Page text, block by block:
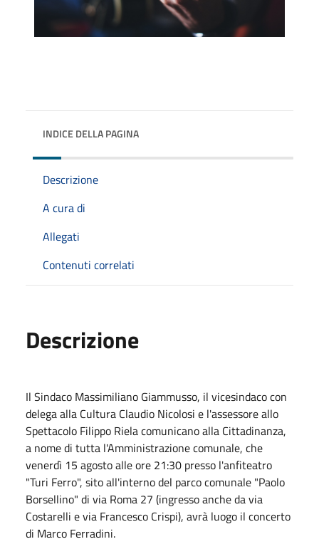
INDICE DELLA PAGINA
Descrizione
A cura di
Allegati
Contenuti correlati
Descrizione
Il Sindaco Massimiliano Giammusso, il vicesindaco con
delega alla Cultura Claudio Nicolosi e l'assessore allo
Spettacolo Filippo Riela comunicano alla Cittadinanza,
a nome di tutta l'Amministrazione comunale, che
venerdì 15 agosto alle ore 21:30 presso l'anfiteatro
"Turi Ferro", sito all'interno del parco comunale "Paolo
Borsellino" di via Roma 27 (ingresso anche da via
Costarelli e via Francesco Crispi), avrà luogo il concerto
di Marco Ferradini.